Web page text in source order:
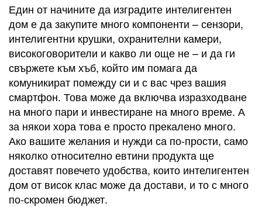
Един от начините да изградите интелигентен
дом е да закупите много компоненти – сензори,
интелигентни крушки, охранителни камери,
високоговорители и какво ли още не – и да ги
свържете към хъб, който им помага да
комуникират помежду си и с вас чрез вашия
смартфон. Това може да включва изразходване
на много пари и инвестиране на много време. А
за някои хора това е просто прекалено много.
Ако вашите желания и нужди са по-прости, само
няколко относително евтини продукта ще
доставят повечето удобства, които интелигентен
дом от висок клас може да достави, и то с много
по-скромен бюджет.